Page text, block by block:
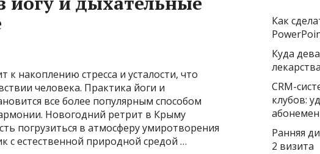
накоплению стресса и усталости, что
человека. Практика йоги и
все более популярным способом
Новогодний ретрит в Крыму
погрузиться в атмосферу умиротворения
с естественной природной средой …
Как
Куда
CRM-
клубов:
Ранняя
2 визита